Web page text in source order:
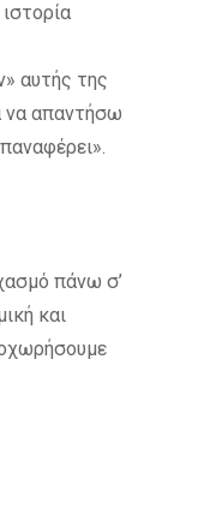
αυτής της
να απαντήσω
πάνω σ’
και